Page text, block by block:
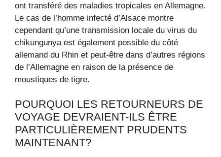
ont transféré des maladies tropicales en Allemagne.
Le cas de l’homme infecté d’Alsace montre
cependant qu’une transmission locale du virus du
chikungunya est également possible du côté
allemand du Rhin et peut-être dans d’autres régions
de l’Allemagne en raison de la présence de
moustiques de tigre.
POURQUOI LES RETOURNEURS DE
VOYAGE DEVRAIENT-ILS ÊTRE
PARTICULIÈREMENT PRUDENTS
MAINTENANT?